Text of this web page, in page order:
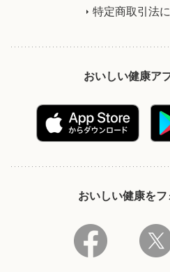
特定商取引法
おいしい健康ア
おいしい健康を